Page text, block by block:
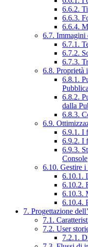
6.6.2.
6.6.3.
6.6.4.
6.7. Immagini
6.7.1.
6.7.2.
6.7.3.
6.8. Proprietà
6.8.1.
6.8.2.
dalla
6.8.3.
6.9.
6.9.1. I
6.9.2. I
6.9.3.
Console
6.10. Gestire i
6.10.1.
6.10.2.
6.10.3.
6.10.4.
7. Progettazione
7.1.
7.2. User
7.2.1.